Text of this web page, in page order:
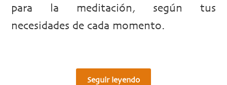
para la meditación, según tus
necesidades de cada momento.
Seguir leyendo